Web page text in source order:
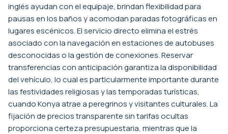
inglés ayudan con el equipaje, brindan flexibilidad para
pausas en los baños y acomodan paradas fotográficas en
lugares escénicos. El servicio directo elimina el estrés
asociado con la navegación en estaciones de autobuses
desconocidas o la gestión de conexiones. Reservar
transferencias con anticipación garantiza la disponibilidad
del vehículo, lo cual es particularmente importante durante
las festividades religiosas y las temporadas turísticas,
cuando Konya atrae a peregrinos y visitantes culturales. La
fijación de precios transparente sin tarifas ocultas
proporciona certeza presupuestaria, mientras que la